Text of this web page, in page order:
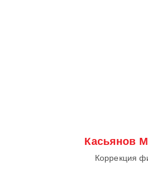
Касьянов
Коррекция